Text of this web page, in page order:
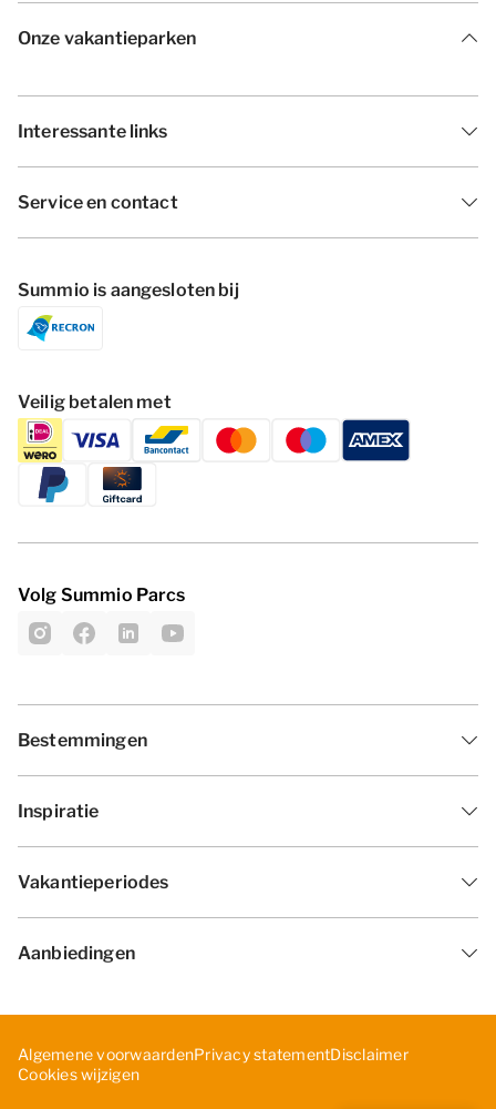
Onze vakantieparken
Interessante links
Service en contact
Summio is aangesloten bij
Veilig betalen met
Volg Summio Parcs
Bestemmingen
Inspiratie
Vakantieperiodes
Aanbiedingen
Algemene voorwaardenPrivacy statementDisclaimer
Cookies wijzigen